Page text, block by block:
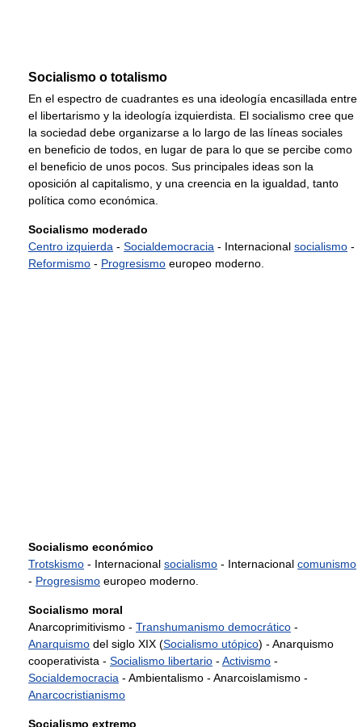
Socialismo o totalismo
En el espectro de cuadrantes es una ideología encasillada entre
el libertarismo y la ideología izquierdista. El socialismo cree que
la sociedad debe organizarse a lo largo de las líneas sociales
en beneficio de todos, en lugar de para lo que se percibe como
el beneficio de unos pocos. Sus principales ideas son la
oposición al capitalismo, y una creencia en la igualdad, tanto
política como económica.
Socialismo moderado
Centro izquierda - Socialdemocracia - Internacional socialismo -
Reformismo - Progresismo europeo moderno.
Socialismo económico
Trotskismo - Internacional socialismo - Internacional comunismo
- Progresismo europeo moderno.
Socialismo moral
Anarcoprimitivismo - Transhumanismo democrático -
Anarquismo del siglo XIX (Socialismo utópico) - Anarquismo
cooperativista - Socialismo libertario - Activismo -
Socialdemocracia - Ambientalismo - Anarcoislamismo -
Anarcocristianismo
Socialismo extremo